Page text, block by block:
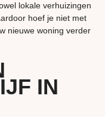
lokale verhuizingen
hoef je niet met
nieuwe woning verder
IN